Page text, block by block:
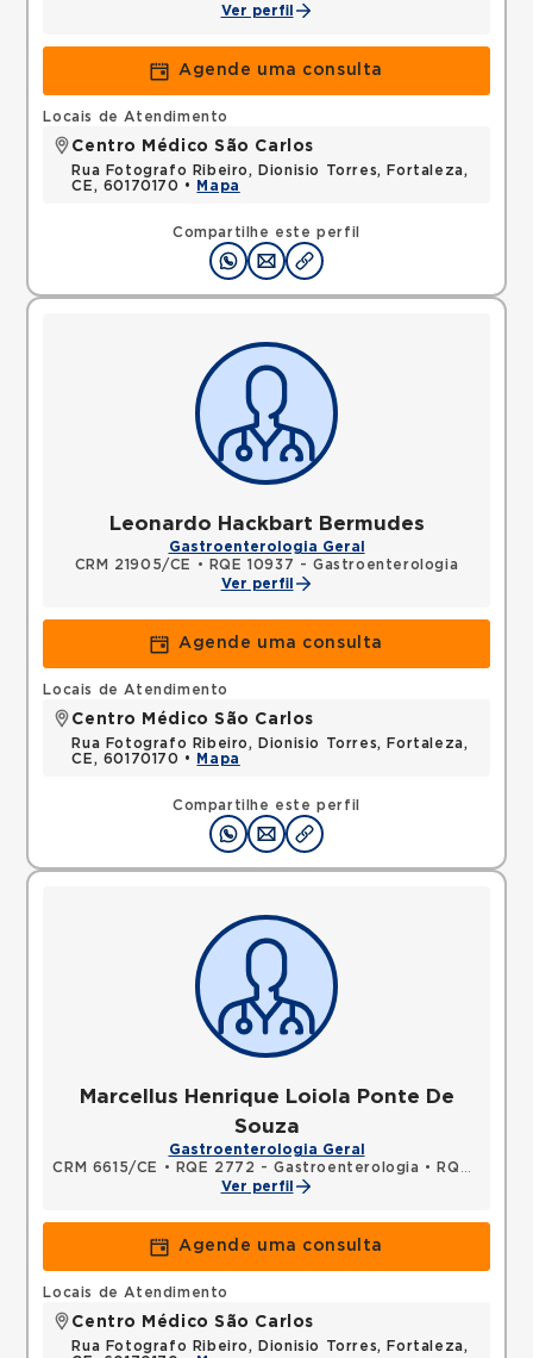
Ver perfil
Agende uma consulta
Compartilhe este perfil
Locais de Atendimento
Centro Médico São Carlos
Rua Fotografo Ribeiro, Dionisio Torres, Fortaleza,
CE, 60170170 •
Mapa
Leonardo Hackbart Bermudes
Gastroenterologia Geral
CRM 21905/CE
•
RQE 10937 - Gastroenterologia
Ver perfil
Agende uma consulta
Compartilhe este perfil
Locais de Atendimento
Centro Médico São Carlos
Rua Fotografo Ribeiro, Dionisio Torres, Fortaleza,
CE, 60170170 •
Mapa
Marcellus Henrique Loiola Ponte De
Souza
Gastroenterologia Geral
CRM 6615/CE
• RQE 2772 - Gastroenterologia •
RQE 14158 - Endoscopia
Ver perfil
Agende uma consulta
Locais de Atendimento
Centro Médico São Carlos
Rua Fotografo Ribeiro, Dionisio Torres, Fortaleza,